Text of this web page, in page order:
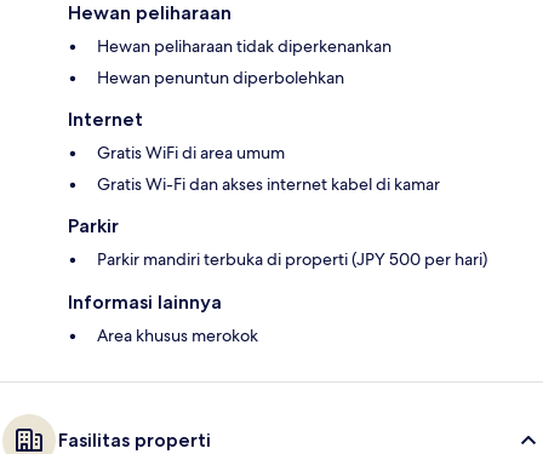
Hewan peliharaan
Hewan peliharaan tidak diperkenankan
Hewan penuntun diperbolehkan
Internet
Gratis WiFi di area umum
Gratis Wi-Fi dan akses internet kabel di kamar
Parkir
Parkir mandiri terbuka di properti (JPY 500 per hari)
Informasi lainnya
Area khusus merokok
Fasilitas properti